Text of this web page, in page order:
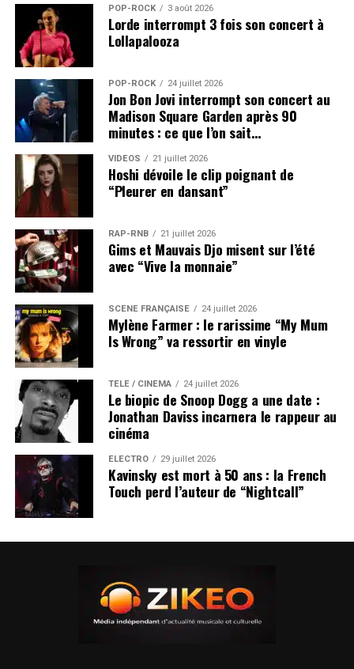
POP-ROCK 3 août 2026
Lorde interrompt 3 fois son concert à
Lollapalooza
POP-ROCK 24 juillet 2026
Jon Bon Jovi interrompt son concert au
Madison Square Garden après 90
minutes : ce que l’on sait…
VIDEOS 21 juillet 2026
Hoshi dévoile le clip poignant de
“Pleurer en dansant”
RAP-RNB 21 juillet 2026
Gims et Mauvais Djo misent sur l’été
avec “Vive la monnaie”
SCÈNE FRANÇAISE 24 juillet 2026
Mylène Farmer : le rarissime “My Mum
Is Wrong” va ressortir en vinyle
TÉLÉ / CINÉMA 24 juillet 2026
Le biopic de Snoop Dogg a une date :
Jonathan Daviss incarnera le rappeur au
cinéma
ÉLECTRO 29 juillet 2026
Kavinsky est mort à 50 ans : la French
Touch perd l’auteur de “Nightcall”